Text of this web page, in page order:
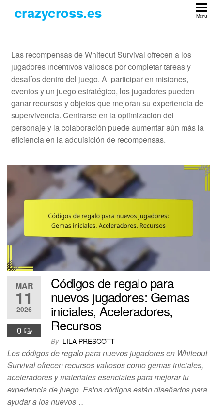
the
crazycross.es Menu
Las recompensas de Whiteout Survival ofrecen a los
jugadores incentivos valiosos por completar tareas y
desafíos dentro del juego. Al participar en misiones,
eventos y un juego estratégico, los jugadores pueden
ganar recursos y objetos que mejoran su experiencia de
supervivencia. Centrarse en la optimización del
personaje y la colaboración puede aumentar aún más la
eficiencia en la adquisición de recompensas.
MAR
11
2026
0
Códigos de regalo para
nuevos jugadores: Gemas
iniciales, Aceleradores,
Recursos
By LILA PRESCOTT
Los códigos de regalo para nuevos jugadores en Whiteout
Survival ofrecen recursos valiosos como gemas iniciales,
aceleradores y materiales esenciales para mejorar tu
experiencia de juego. Estos códigos están diseñados para
ayudar a los nuevos…